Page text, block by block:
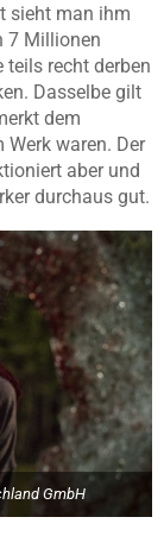
sieht man ihm
7 Millionen
recht derben
Dasselbe gilt
dem
Werk waren. Der
aber und
durchaus gut.
GmbH